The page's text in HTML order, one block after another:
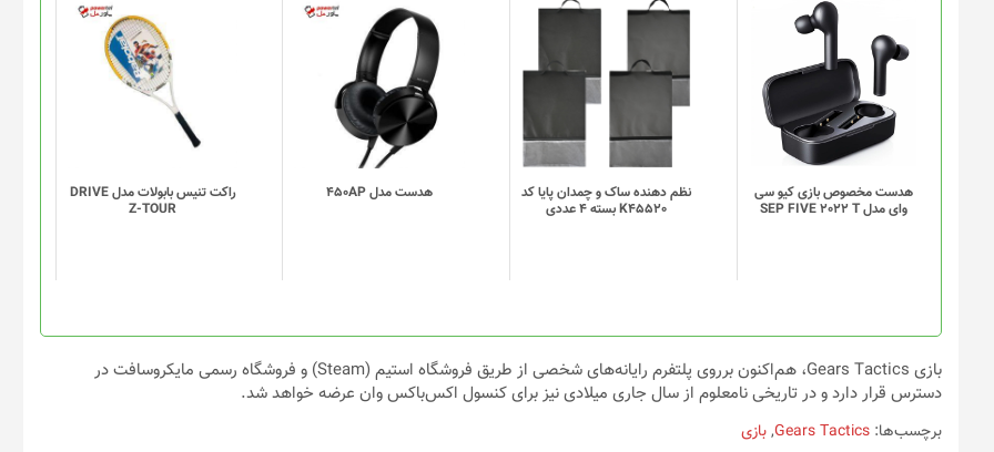
هدست مخصوص بازی کیو سی
وای مدل SEP FIVE 2022 T
این
دارای
انواع
مختلفی
می
باشد.
گزینه
ها
محصول
انتخاب
شوند
نظم دهنده ساک و چمدان پایا کد
K45520 بسته 4 عددی
دارای
انواع
می
باشد.
گزینه
ها
محصول
انتخاب
شوند
هدست مدل 450AP
راکت تنیس بابولات مدل DRIVE
Z-TOUR
بازی Gears Tactics، هم‌اکنون برروی پلتفرم رایانه‌های شخصی از طریق فروشگاه استیم (Steam) و فروشگاه رسمی مایکروسافت در
دسترس قرار دارد و در تاریخی نامعلوم از سال جاری میلادی نیز برای کنسول اکس‌باکس وان عرضه خواهد شد.
برچسب‌ها: Gears Tactics
,بازی